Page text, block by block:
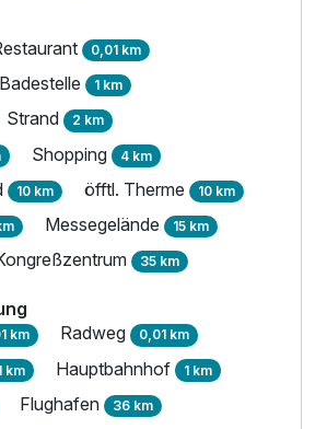
0,01 km
Badestelle 1 km
Strand 2 km
Shopping 4 km
10 km öfftl. Therme 10 km
Messegelände 15 km
35 km
km Radweg 0,01 km
km Hauptbahnhof 1 km
Flughafen 36 km